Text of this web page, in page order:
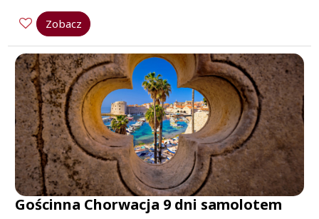
Zobacz
Gościnna Chorwacja 9 dni samolotem